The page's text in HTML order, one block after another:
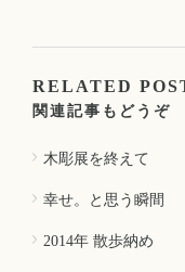
RELATED
関連記事もどうぞ
木彫展を終えて
幸せ。と思う瞬間
2014年 散歩納め